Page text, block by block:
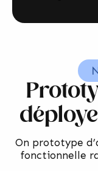
On prototype
fonctionnelle